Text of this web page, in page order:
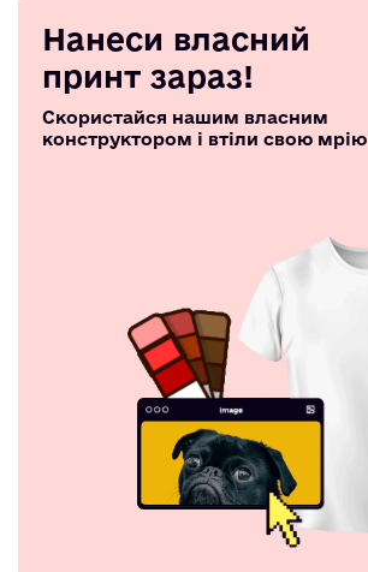
Нанеси власний
принт зараз!
Скористайся нашим власним
конструктором і втіли свою мрію